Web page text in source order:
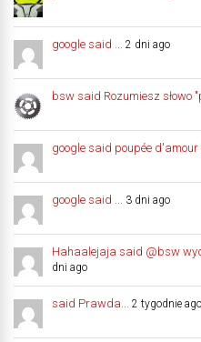
google said ... 2 dni ago
bsw said Rozumiesz słowo
google said poupée d'amour
google said ... 3 dni ago
Hahaalejaja said @bsw
dni ago
said Prawda... 2 tygodnie ago